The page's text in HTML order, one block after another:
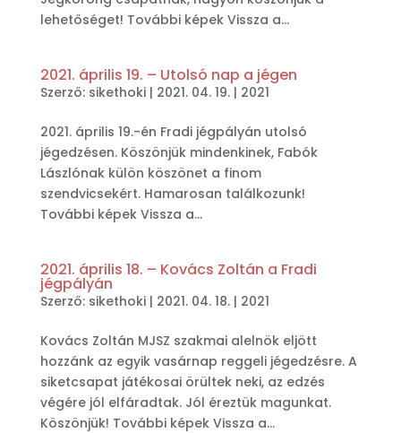
lehetőséget! További képek Vissza a...
2021. április 19. – Utolsó nap a jégen
Szerző: sikethoki| 2021. 04. 19.| 2021
2021. április 19.-én Fradi jégpályán utolsó
jégedzésen. Köszönjük mindenkinek, Fabók
Lászlónak külön köszönet a finom
szendvicsekért. Hamarosan találkozunk!
További képek Vissza a...
2021. április 18. – Kovács Zoltán a Fradi
jégpályán
Szerző: sikethoki| 2021. 04. 18.| 2021
Kovács Zoltán MJSZ szakmai alelnök eljött
hozzánk az egyik vasárnap reggeli jégedzésre. A
siketcsapat játékosai örültek neki, az edzés
végére jól elfáradtak. Jól éreztük magunkat.
Köszönjük! További képek Vissza a...